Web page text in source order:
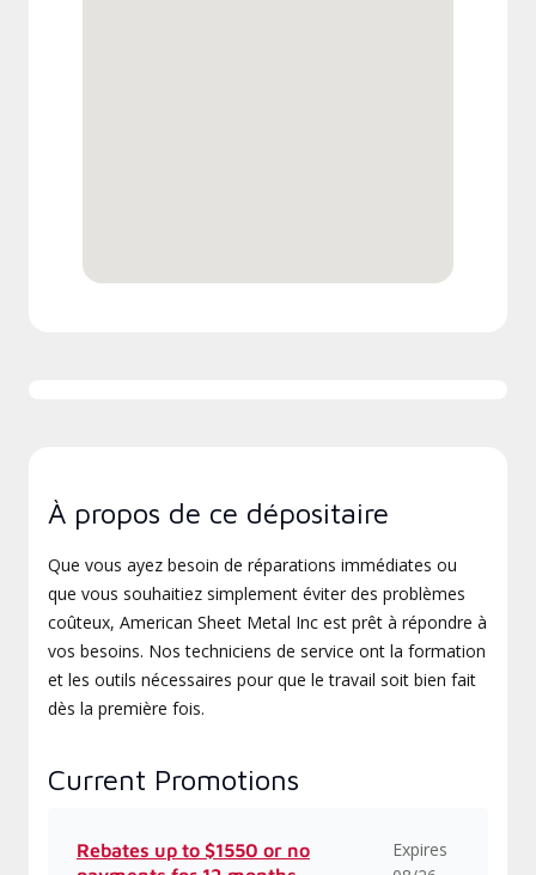
À propos de ce dépositaire
Que vous ayez besoin de réparations immédiates ou
que vous souhaitiez simplement éviter des problèmes
coûteux, American Sheet Metal Inc est prêt à répondre à
vos besoins. Nos techniciens de service ont la formation
et les outils nécessaires pour que le travail soit bien fait
dès la première fois.
Current Promotions
Rebates up to $1550 or no
Expires